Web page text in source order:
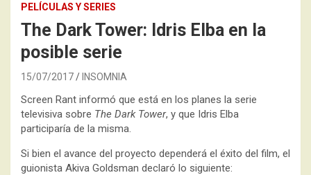
PELÍCULAS Y SERIES
The Dark Tower: Idris Elba en la
posible serie
15/07/2017 INSOMNIA
Screen Rant informó que está en los planes la serie
televisiva sobre The Dark Tower, y que Idris Elba
participaría de la misma.
Si bien el avance del proyecto dependerá el éxito del film, el
guionista Akiva Goldsman declaró lo siguiente: